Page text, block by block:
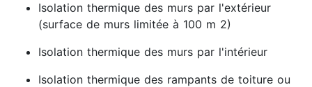
Isolation thermique des murs par l'extérieur
(surface de murs limitée à 100 m 2)
Isolation thermique des murs par l'intérieur
Isolation thermique des rampants de toiture ou